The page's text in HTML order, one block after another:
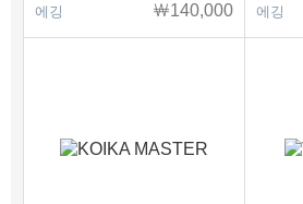
에깅
￦140,000
에깅